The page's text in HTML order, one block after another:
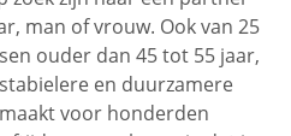
man of vrouw. Ook van 25
ouder dan 45 tot 55 jaar,
en duurzamere
voor honderden